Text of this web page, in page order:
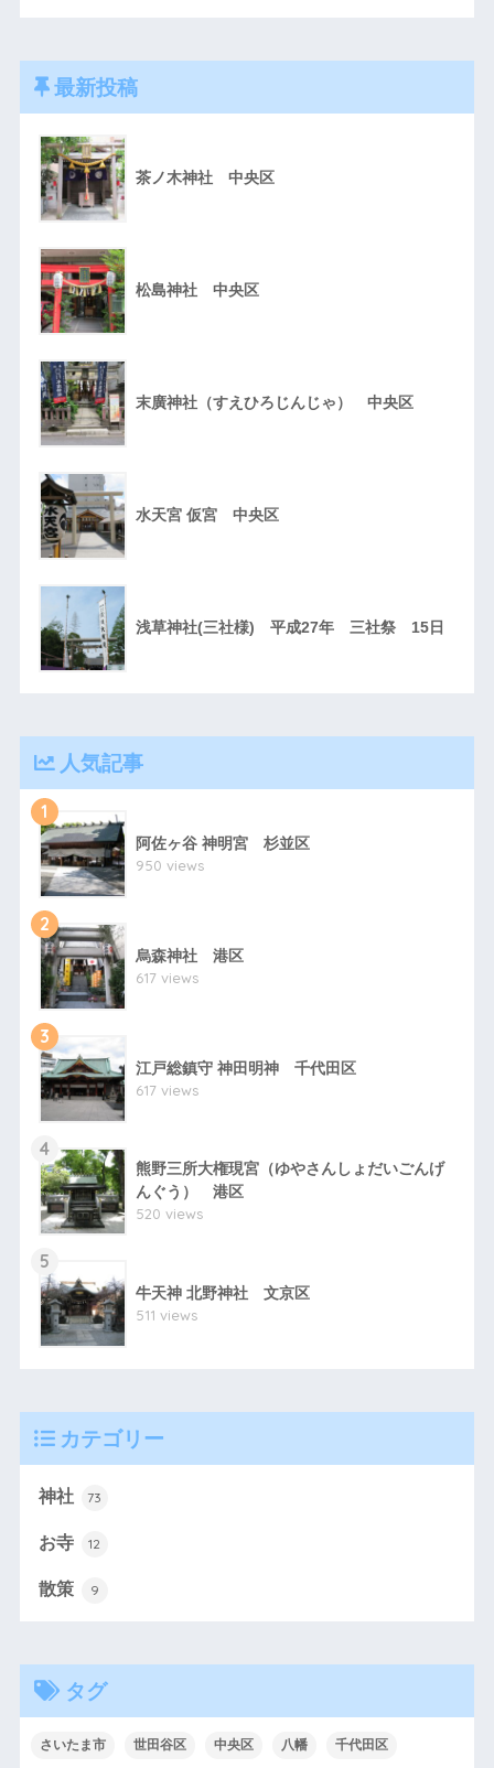
最新投稿
茶ノ木神社 中央区
松島神社 中央区
末廣神社（すえひろじんじゃ） 中央区
水天宮 仮宮 中央区
浅草神社(三社様) 平成27年 三社祭 15日
人気記事
1
阿佐ヶ谷 神明宮 杉並区
950 views
2
烏森神社 港区
617 views
3
江戸総鎮守 神田明神 千代田区
617 views
4
熊野三所大権現宮（ゆやさんしょだいごんげ
んぐう） 港区
520 views
5
牛天神 北野神社 文京区
511 views
カテゴリー
神社 73
お寺 12
散策 9
タグ
さいたま市 世田谷区 中央区 八幡 千代田区